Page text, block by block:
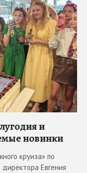
и
новинки
круиза» по
Евгения